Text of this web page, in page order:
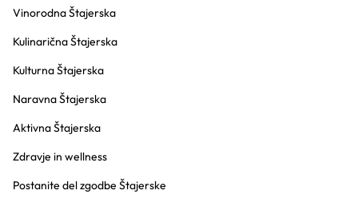
Vinorodna Štajerska
Kulinarična Štajerska
Kulturna Štajerska
Naravna Štajerska
Aktivna Štajerska
Zdravje in wellness
Postanite del zgodbe Štajerske